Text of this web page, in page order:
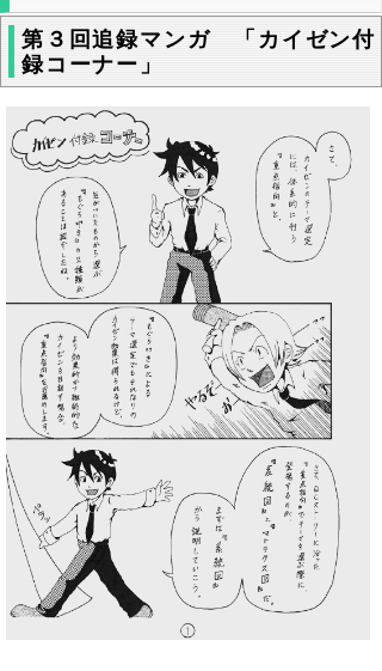
第３回追録マンガ 「カイゼン付
録コーナー」